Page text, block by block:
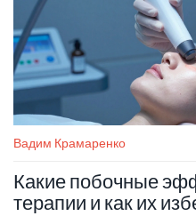
Вадим Крамаренко
Какие побочные
терапии и как их